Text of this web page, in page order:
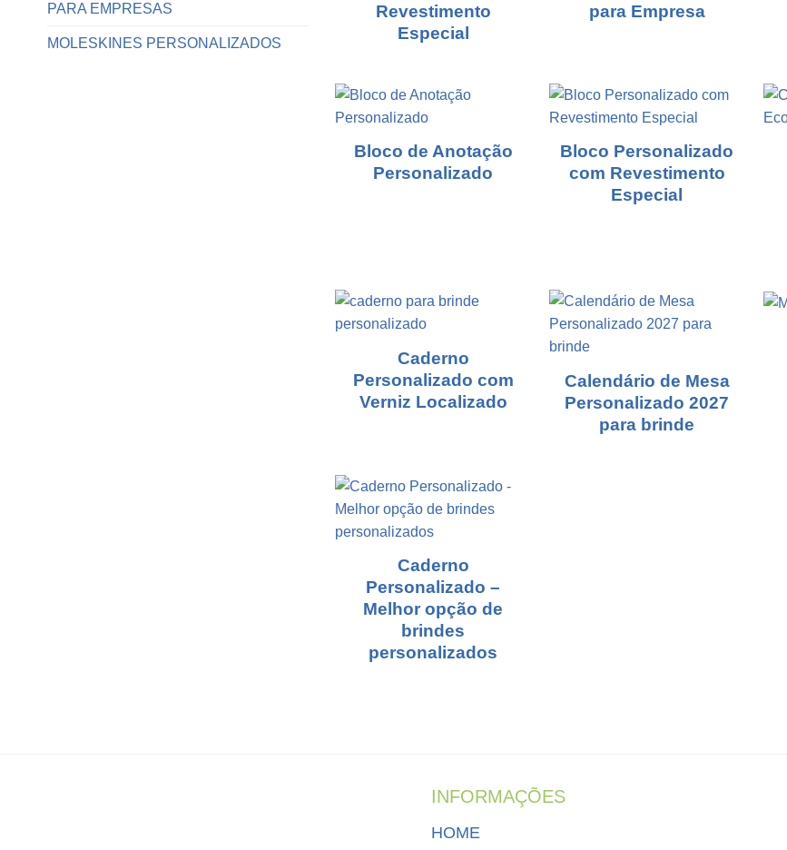
PARA EMPRESAS
MOLESKINES PERSONALIZADOS
Revestimento
Especial
para Empresa
Bloco de Anotação
Personalizado
Bloco Personalizado
com Revestimento
Especial
Caderno
Personalizado com
Verniz Localizado
Calendário de Mesa
Personalizado 2027
para brinde
Caderno
Personalizado –
Melhor opção de
brindes
personalizados
INFORMAÇÕES
HOME